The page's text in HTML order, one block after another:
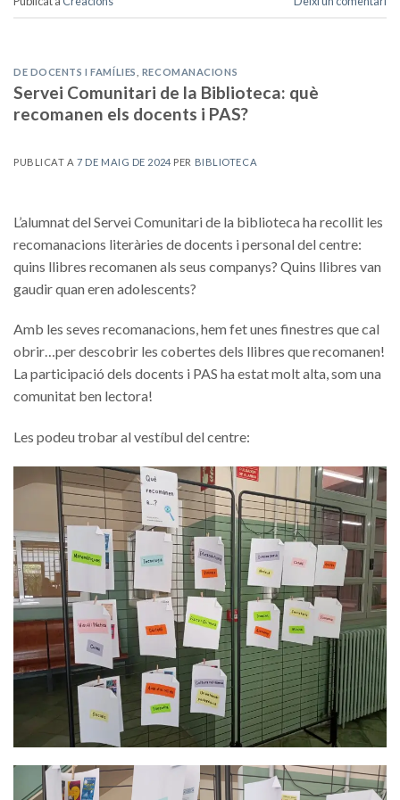
DE DOCENTS I FAMÍLIES RECOMANACIONS
Servei Comunitari de la Biblioteca: què
recomanen els docents i PAS?
PUBLICAT A7 DE MAIG DE 2024 PER BIBLIOTECA
L’alumnat del Servei Comunitari de la biblioteca ha recollit les
recomanacions literàries de docents i personal del centre:
quins llibres recomanen als seus companys? Quins llibres van
gaudir quan eren adolescents?
Amb les seves recomanacions, hem fet unes finestres que cal
obrir…per descobrir les cobertes dels llibres que recomanen!
La participació dels docents i PAS ha estat molt alta, som una
comunitat ben lectora!
Les podeu trobar al vestíbul del centre: